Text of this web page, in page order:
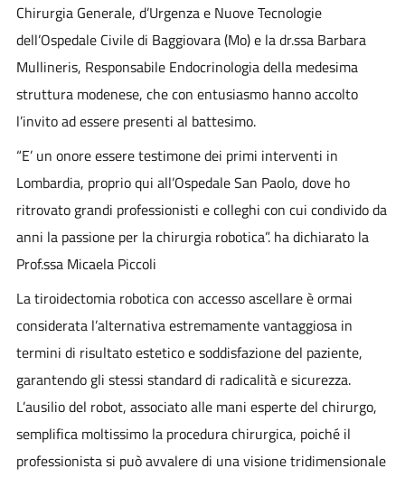
Chirurgia Generale, d’Urgenza e Nuove Tecnologie
dell’Ospedale Civile di Baggiovara (Mo) e la dr.ssa Barbara
Mullineris, Responsabile Endocrinologia della medesima
struttura modenese, che con entusiasmo hanno accolto
l’invito ad essere presenti al battesimo.
“E’ un onore essere testimone dei primi interventi in
Lombardia, proprio qui all’Ospedale San Paolo, dove ho
ritrovato grandi professionisti e colleghi con cui condivido da
anni la passione per la chirurgia robotica”. ha dichiarato la
Prof.ssa Micaela Piccoli
La tiroidectomia robotica con accesso ascellare è ormai
considerata l’alternativa estremamente vantaggiosa in
termini di risultato estetico e soddisfazione del paziente,
garantendo gli stessi standard di radicalità e sicurezza.
L’ausilio del robot, associato alle mani esperte del chirurgo,
semplifica moltissimo la procedura chirurgica, poiché il
professionista si può avvalere di una visione tridimensionale